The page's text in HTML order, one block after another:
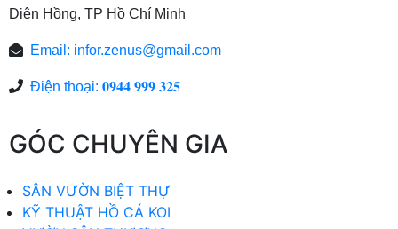
Diên Hồng, TP Hồ Chí Minh
Email: infor.zenus@gmail.com
Điện thoại: 𝟎𝟗𝟒𝟒 𝟗𝟗𝟗 𝟑𝟐𝟓
GÓC CHUYÊN GIA
SÂN VƯỜN BIỆT THỰ
KỸ THUẬT HỒ CÁ KOI